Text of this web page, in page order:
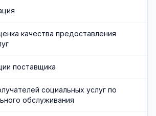
качества предоставления
поставщика
социальных услуг по
обслуживания